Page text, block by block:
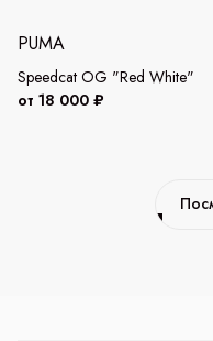
PUMA
Speedcat OG "Red White"
от 18 000 ₽